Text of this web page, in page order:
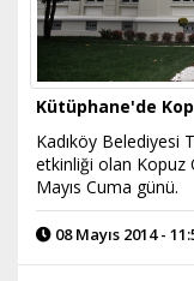
Kütüphane'de
Kadıköy Belediyesi
etkinliği olan Kopuz
Mayıs Cuma günü.
08 Mayıs 2014 -